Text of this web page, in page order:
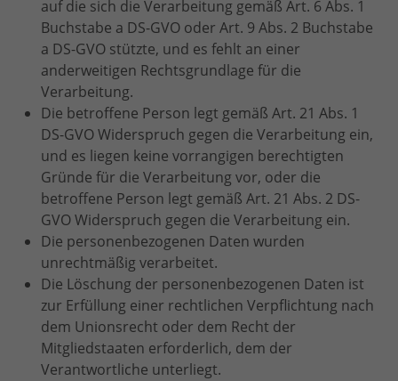
auf die sich die Verarbeitung gemäß Art. 6 Abs. 1
Buchstabe a DS-GVO oder Art. 9 Abs. 2 Buchstabe
a DS-GVO stützte, und es fehlt an einer
anderweitigen Rechtsgrundlage für die
Verarbeitung.
Die betroffene Person legt gemäß Art. 21 Abs. 1
DS-GVO Widerspruch gegen die Verarbeitung ein,
und es liegen keine vorrangigen berechtigten
Gründe für die Verarbeitung vor, oder die
betroffene Person legt gemäß Art. 21 Abs. 2 DS-
GVO Widerspruch gegen die Verarbeitung ein.
Die personenbezogenen Daten wurden
unrechtmäßig verarbeitet.
Die Löschung der personenbezogenen Daten ist
zur Erfüllung einer rechtlichen Verpflichtung nach
dem Unionsrecht oder dem Recht der
Mitgliedstaaten erforderlich, dem der
Verantwortliche unterliegt.